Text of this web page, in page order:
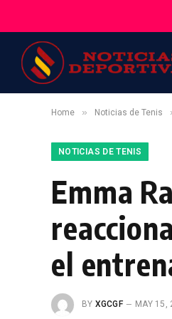
Home » Noticias de Tenis
NOTICIAS DE TENIS
Emma
el
BY XGCGF MAY 15,